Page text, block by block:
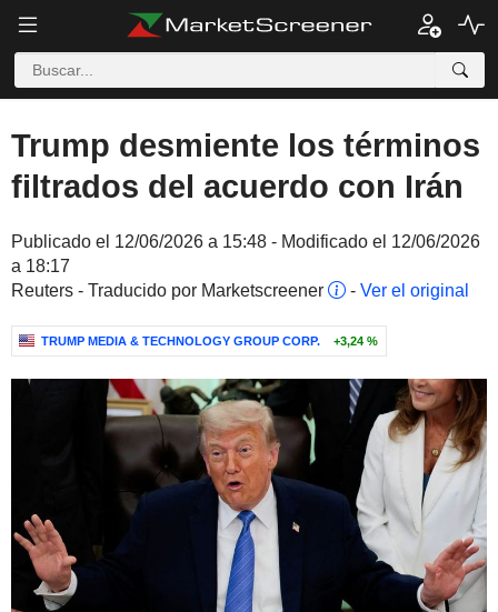
Trump desmiente los términos
filtrados del acuerdo con Irán
Publicado el 12/06/2026 a 15:48 - Modificado el 12/06/2026
a 18:17
Reuters - Traducido por Marketscreener
- Ver el original
TRUMP MEDIA & TECHNOLOGY GROUP CORP. +3,24 %